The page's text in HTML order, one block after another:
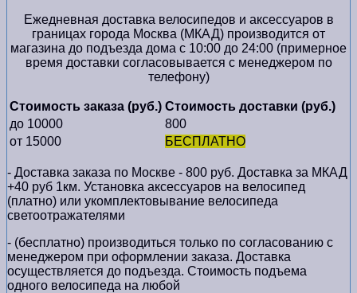
Ежедневная доставка велосипедов и аксессуаров в
границах города Москва (МКАД) производится от
магазина до подъезда дома с 10:00 до 24:00 (примерное
время доставки согласовывается с менеджером по
телефону)
Стоимость заказа (руб.) Стоимость доставки (руб.)
до 10000
800
от 15000
БЕСПЛАТНО
- Доставка заказа по Москве - 800 руб. Доставка за МКАД
+40 руб 1км. Установка аксессуаров на велосипед
(платно) или укомплектовывание велосипеда
светоотражателями
- (бесплатно) производиться только по cогласованию с
менеджером при оформлении заказа. Доставка
осуществляется до подъезда. Стоимость подъема
одного велосипеда на любой